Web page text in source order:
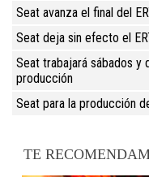
Seat avanza el final del
Seat deja sin efecto el
Seat trabajará sábados y
producción
Seat para la producción
TE